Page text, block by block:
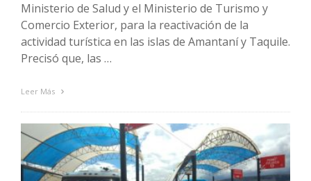
Ministerio de Salud y el Ministerio de Turismo y
Comercio Exterior, para la reactivación de la
actividad turística en las islas de Amantaní y Taquile.
Precisó que, las …
Leer Más